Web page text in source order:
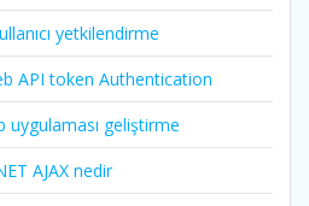
yetkilendirme
API token Authentication
uygulaması geliştirme
AJAX nedir